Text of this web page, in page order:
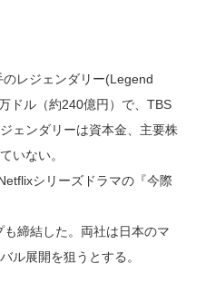
レジェンダリー(Legend
ドル（約240億円）で、TBS
ェンダリーは資本金、主要株
いない。
シリーズドラマの『今際
締結した。両社は日本のマ
ル展開を狙うとする。